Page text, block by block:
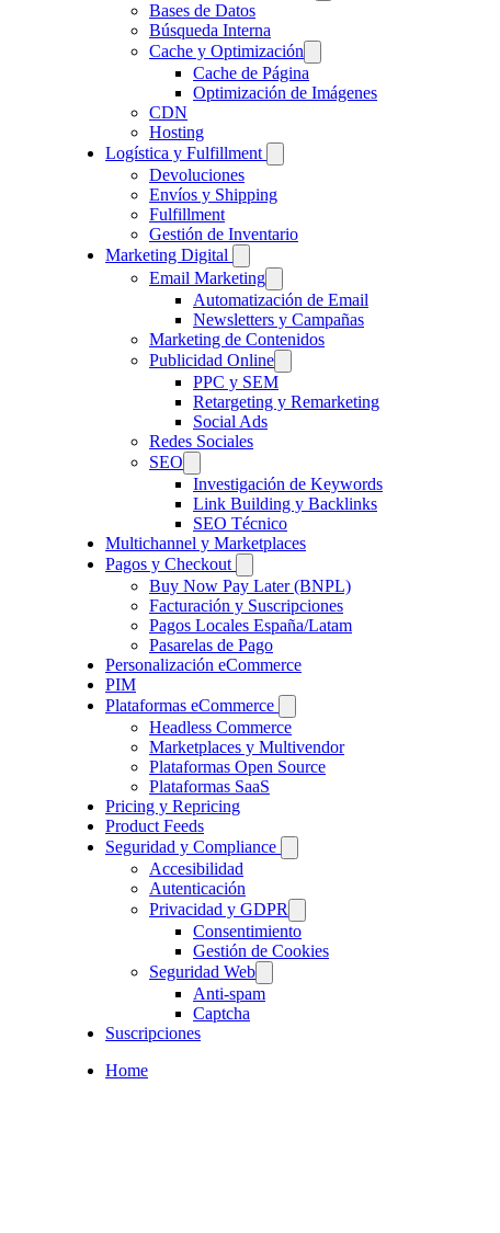
Bases de Datos
Búsqueda Interna
Cache y Optimización
Cache de Página
Optimización de Imágenes
CDN
Hosting
Logística y Fulfillment
Devoluciones
Envíos y Shipping
Fulfillment
Gestión de Inventario
Marketing Digital
Email Marketing
Automatización de Email
Newsletters y Campañas
Marketing de Contenidos
Publicidad Online
PPC y SEM
Retargeting y Remarketing
Social Ads
Redes Sociales
SEO
Investigación de Keywords
Link Building y Backlinks
SEO Técnico
Multichannel y Marketplaces
Pagos y Checkout
Buy Now Pay Later (BNPL)
Facturación y Suscripciones
Pagos Locales España/Latam
Pasarelas de Pago
Personalización eCommerce
PIM
Plataformas eCommerce
Headless Commerce
Marketplaces y Multivendor
Plataformas Open Source
Plataformas SaaS
Pricing y Repricing
Product Feeds
Seguridad y Compliance
Accesibilidad
Autenticación
Privacidad y GDPR
Consentimiento
Gestión de Cookies
Seguridad Web
Anti-spam
Captcha
Suscripciones
Home